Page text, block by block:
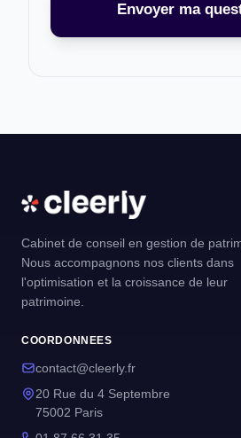
Envoyer ma
Cabinet de conseil en gestion de
Nous accompagnons nos clients dans
l'optimisation et la croissance de leur
patrimoine.
COORDONNEES
contact@cleerly.fr
20 Rue du 4 Septembre
75002 Paris